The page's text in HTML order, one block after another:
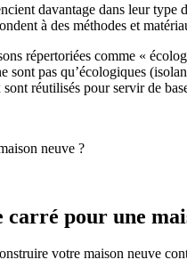
davantage dans leur type
à des méthodes et
répertoriées comme «
sont pas qu’écologiques
réutilisés pour servir de
neuve ?
pour une
votre maison neuve